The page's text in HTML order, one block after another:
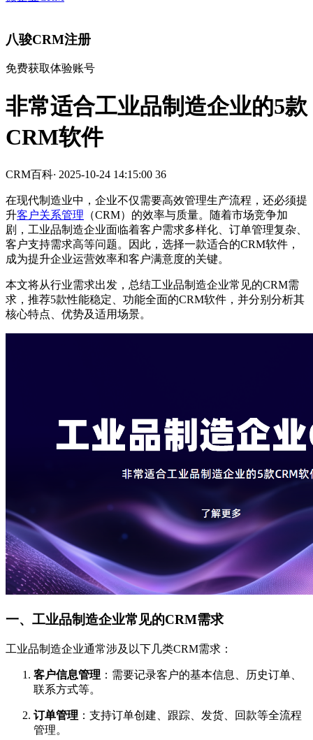
八骏CRM注册
免费获取体验账号
非常适合工业品制造企业的5款
CRM软件
CRM百科· 2025-10-24 14:15:00 36
在现代制造业中，企业不仅需要高效管理生产流程，还必须提
升客户关系管理 （CRM）的效率与质量。随着市场竞争加
剧，工业品制造企业面临着客户需求多样化、订单管理复杂、
客户支持需求高等问题。因此，选择一款适合的CRM软件，
成为提升企业运营效率和客户满意度的关键。
本文将从行业需求出发，总结工业品制造企业常见的CRM需
求，推荐5款性能稳定、功能全面的CRM软件，并分别分析其
核心特点、优势及适用场景。
一、工业品制造企业常见的CRM需求
工业品制造企业通常涉及以下几类CRM需求：
客户信息管理 ：需要记录客户的基本信息、历史订单、
联系方式等。
订单管理 ：支持订单创建、跟踪、发货、回款等全流程
管理。